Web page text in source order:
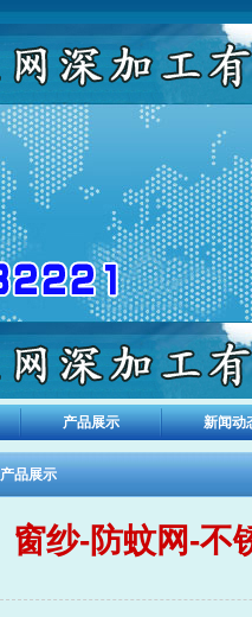
产品展示 新闻动
产品展示
窗纱-防蚊网-